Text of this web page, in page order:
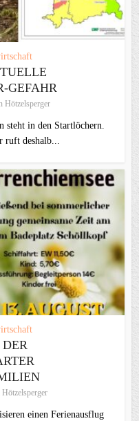
GEFAHR
Hötzelsperger
steht in den Startlöchern.
ruft deshalb...
Hötzelsperger
einen Ferienausflug